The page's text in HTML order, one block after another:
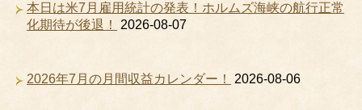
本日は米7月雇用統計の発表！ホルムズ海峡の航行正常
化期待が後退！
2026-08-07
2026年7月の月間収益カレンダー！ 2026-08-06